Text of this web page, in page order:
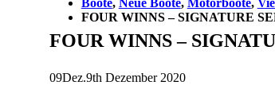
Boote, Neue Boote, Motorboote,
FOUR WINNS – SIGNATURE
FOUR WINNS –
09Dez.9th Dezember 2020